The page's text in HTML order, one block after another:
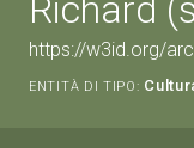
Richard
https://w3id.org/
ENTITÀ DI TIPO: